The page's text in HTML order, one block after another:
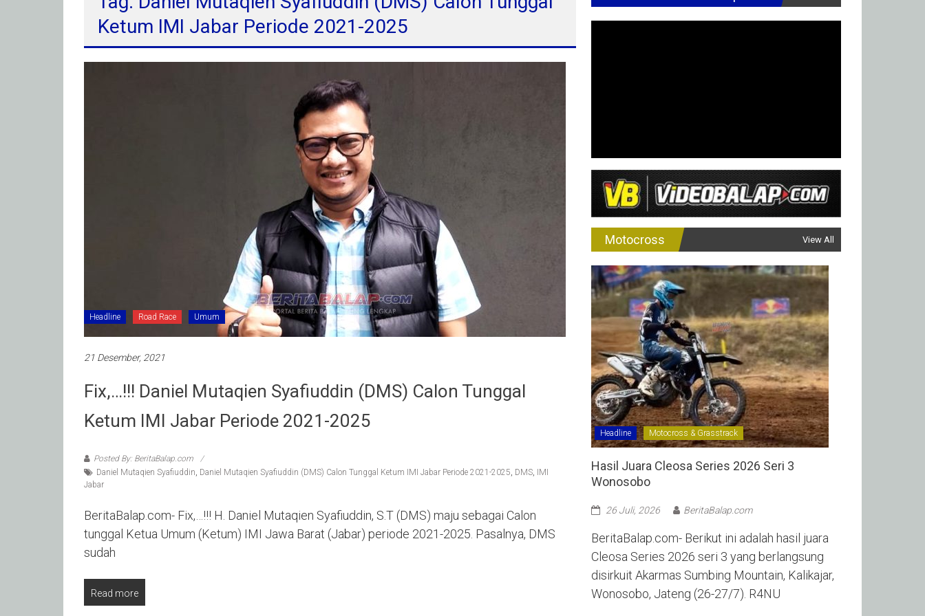
Ketum IMI Jabar Periode 2021-2025
Headline Road Race Umum
21 Desember, 2021
Fix,…!!! Daniel Mutaqien Syafiuddin (DMS) Calon Tunggal
Ketum IMI Jabar Periode 2021-2025
Posted By: BeritaBalap.com
Daniel Mutaqien Syafiuddin, Daniel Mutaqien Syafiuddin (DMS) Calon Tunggal Ketum IMI Jabar Periode 2021-2025, DMS, IMI
Jabar
BeritaBalap.com- Fix,…!!! H. Daniel Mutaqien Syafiuddin, S.T (DMS) maju sebagai Calon
tunggal Ketua Umum (Ketum) IMI Jawa Barat (Jabar) periode 2021-2025. Pasalnya, DMS
sudah
Read more
Motocross View All
Headline Motocross & Grasstrack
Hasil Juara Cleosa Series 2026 Seri 3
Wonosobo ‎
26 Juli, 2026 BeritaBalap.com
BeritaBalap.com- Berikut ini adalah hasil juara
Cleosa Series 2026 seri 3 yang berlangsung
disirkuit Akarmas Sumbing Mountain, Kalikajar,
Wonosobo, Jateng (26-27/7). R4NU